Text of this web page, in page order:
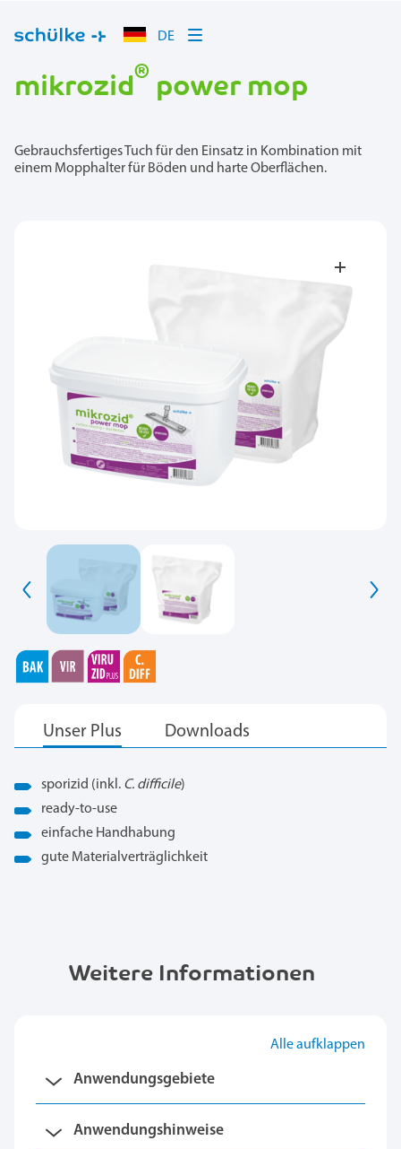
DE
mikrozid® power mop
Gebrauchsfertiges Tuch für den Einsatz in Kombination mit
einem Mopphalter für Böden und harte Oberflächen.
sporizid (inkl. C. difficile)
ready-to-use
einfache Handhabung
gute Materialverträglichkeit
Weitere Informationen
Alle aufklappen
Anwendungsgebiete
Anwendungshinweise